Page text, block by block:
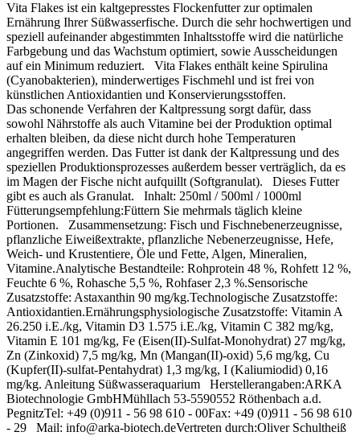
Vita Flakes ist ein kaltgepresstes Flockenfutter zur optimalen
Ernährung Ihrer Süßwasserfische. Durch die sehr hochwertigen und
speziell aufeinander abgestimmten Inhaltsstoffe wird die natürliche
Farbgebung und das Wachstum optimiert, sowie Ausscheidungen
auf ein Minimum reduziert. Vita Flakes enthält keine Spirulina
(Cyanobakterien), minderwertiges Fischmehl und ist frei von
künstlichen Antioxidantien und Konservierungsstoffen.
Das schonende Verfahren der Kaltpressung sorgt dafür, dass
sowohl Nährstoffe als auch Vitamine bei der Produktion optimal
erhalten bleiben, da diese nicht durch hohe Temperaturen
angegriffen werden. Das Futter ist dank der Kaltpressung und des
speziellen Produktionsprozesses außerdem besser verträglich, da es
im Magen der Fische nicht aufquillt (Softgranulat). Dieses Futter
gibt es auch als Granulat. Inhalt: 250ml / 500ml / 1000ml
Fütterungsempfehlung:Füttern Sie mehrmals täglich kleine
Portionen. Zusammensetzung: Fisch und Fischnebenerzeugnisse,
pflanzliche Eiweißextrakte, pflanzliche Nebenerzeugnisse, Hefe,
Weich- und Krustentiere, Öle und Fette, Algen, Mineralien,
Vitamine.Analytische Bestandteile: Rohprotein 48 %, Rohfett 12 %,
Feuchte 6 %, Rohasche 5,5 %, Rohfaser 2,3 %.Sensorische
Zusatzstoffe: Astaxanthin 90 mg/kg.Technologische Zusatzstoffe:
Antioxidantien.Ernährungsphysiologische Zusatzstoffe: Vitamin A
26.250 i.E./kg, Vitamin D3 1.575 i.E./kg, Vitamin C 382 mg/kg,
Vitamin E 101 mg/kg, Fe (Eisen(II)-Sulfat-Monohydrat) 27 mg/kg,
Zn (Zinkoxid) 7,5 mg/kg, Mn (Mangan(II)-oxid) 5,6 mg/kg, Cu
(Kupfer(II)-sulfat-Pentahydrat) 1,3 mg/kg, I (Kaliumiodid) 0,16
mg/kg. Anleitung Süßwasseraquarium Herstellerangaben:ARKA
Biotechnologie GmbHMühllach 53-5590552 Röthenbach a.d.
PegnitzTel: +49 (0)911 - 56 98 610 - 00Fax: +49 (0)911 - 56 98 610
- 29 Mail: info@arka-biotech.deVertreten durch:Oliver Schultheiß